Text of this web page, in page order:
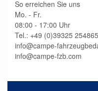
So erreichen Sie uns
Mo. - Fr.
08:00 - 17:00 Uhr
Tel.: +49 (0)39325 254865
info@campe-
info@campe-fzb.com